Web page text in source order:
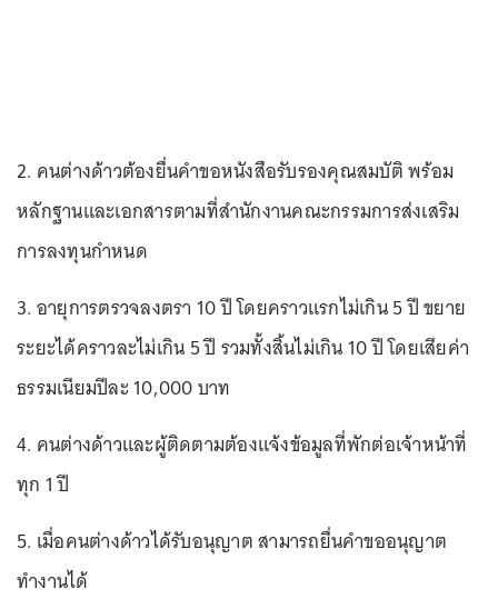
2. คนต่างด้าวต้องยื่นคำขอหนังสือรับรองคุณสมบัติ พร้อม
หลักฐานและเอกสารตามที่สำนักงานคณะกรรมการส่งเสริม
การลงทุนกำหนด
3. อายุการตรวจลงตรา 10 ปี โดยคราวแรกไม่เกิน 5 ปี ขยาย
ระยะได้คราวละไม่เกิน 5 ปี รวมทั้งสิ้นไม่เกิน 10 ปี โดยเสียค่า
ธรรมเนียมปีละ 10,000 บาท
4. คนต่างด้าวและผู้ติดตามต้องแจ้งข้อมูลที่พักต่อเจ้าหน้าที่
ทุก 1 ปี
5. เมื่อคนต่างด้าวได้รับอนุญาต สามารถยื่นคำขออนุญาต
ทำงานได้